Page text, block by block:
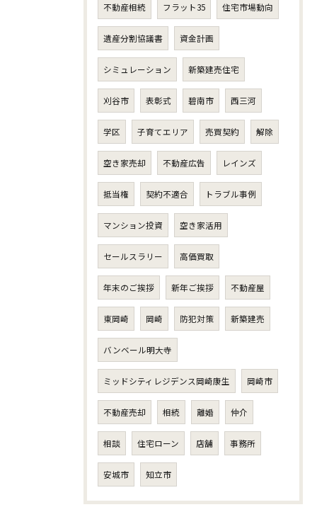
不動産相続 フラット35 住宅市場動向
遺産分割協議書 資金計画
シミュレーション 新築建売住宅
刈谷市 表彰式 碧南市 西三河
学区 子育てエリア 売買契約 解除
空き家売却 不動産広告 レインズ
抵当権 契約不適合 トラブル事例
マンション投資 空き家活用
セールスラリー 高価買取
年末のご挨拶 新年ご挨拶 不動産屋
東岡崎 岡崎 防犯対策 新築建売
バンベール明大寺
ミッドシティレジデンス岡崎康生 岡崎市
不動産売却 相続 離婚 仲介
相談 住宅ローン 店舗 事務所
安城市 知立市